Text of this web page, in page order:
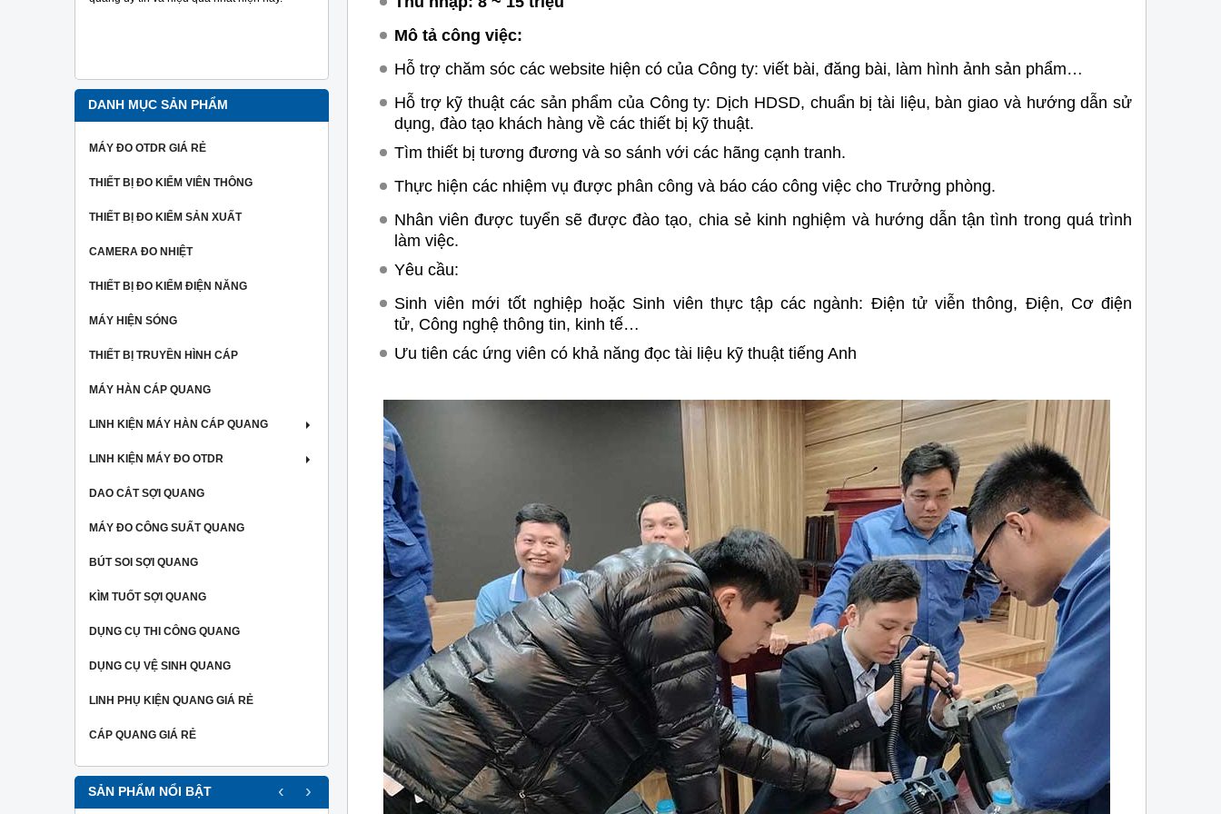
đo tra sợi single mode và multi mode.
người dùng đo kiểm trên tuyến có tín
hiệu một cách chính xác và hiệu quả
DANH MỤC SẢN PHẨM
MÁY ĐO OTDR GIÁ RẺ
THIẾT BỊ ĐO KIỂM VIÊN THÔNG
THIẾT BỊ ĐO KIỂM SẢN XUẤT
CAMERA ĐO NHIỆT
THIẾT BỊ ĐO KIỂM ĐIỆN NĂNG
MÁY HIỆN SÓNG
THIẾT BỊ TRUYỀN HÌNH CÁP
MÁY HÀN CÁP QUANG
LINH KIỆN MÁY HÀN CÁP QUANG
LINH KIỆN MÁY ĐO OTDR
DAO CẮT SỢI QUANG
MÁY ĐO CÔNG SUẤT QUANG
BÚT SOI SỢI QUANG
KÌM TUỐT SỢI QUANG
DỤNG CỤ THI CÔNG QUANG
DỤNG CỤ VỆ SINH QUANG
LINH PHỤ KIỆN QUANG GIÁ RẺ
CÁP QUANG GIÁ RẺ
SẢN PHẨM NỔI BẬT ‹ ›
Mô tả công việc:
Hỗ trợ chăm sóc các website hiện có của Công ty: viết bài, đăng bài, làm hình ảnh sản phẩm…
Hỗ trợ kỹ thuật các sản phẩm của Công ty: Dịch HDSD, chuẩn bị tài liệu, bàn giao và hướng dẫn sử
dụng, đào tạo khách hàng về các thiết bị kỹ thuật.
Tìm thiết bị tương đương và so sánh với các hãng cạnh tranh.
Thực hiện các nhiệm vụ được phân công và báo cáo công việc cho Trưởng phòng.
Nhân viên được tuyển sẽ được đào tạo, chia sẻ kinh nghiệm và hướng dẫn tận tình trong quá trình
làm việc.
Yêu cầu:
Sinh viên mới tốt nghiệp hoặc Sinh viên thực tập các ngành: Điện tử viễn thông, Điện, Cơ điện
tử, Công nghệ thông tin, kinh tế…
Ưu tiên các ứng viên có khả năng đọc tài liệu kỹ thuật tiếng Anh